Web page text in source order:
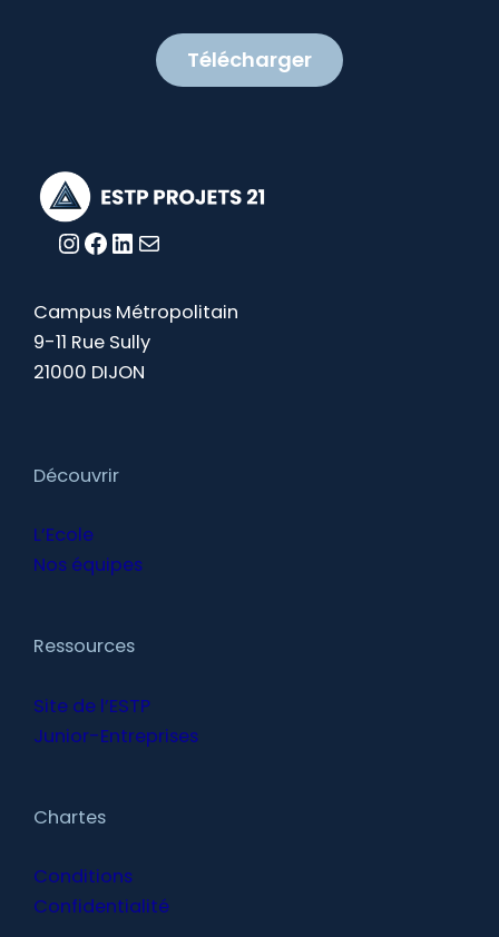
Télécharger
InstagramFacebook LinkedIn E-mail
Campus Métropolitain
9-11 Rue Sully
21000 DIJON
Découvrir
L’Ecole
Nos équipes
Ressources
Site de l’ESTP
Junior-Entreprises
Chartes
Conditions
Confidentialité